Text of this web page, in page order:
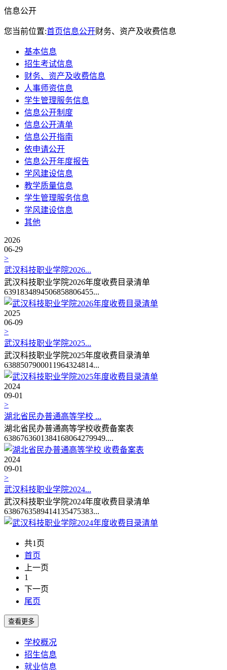
信息公开
您当前位置:首页信息公开财务、资产及收费信息
基本信息
招生考试信息
财务、资产及收费信息
人事师资信息
学生管理服务信息
信息公开制度
信息公开清单
信息公开指南
依申请公开
信息公开年度报告
学风建设信息
教学质量信息
学生管理服务信息
学风建设信息
其他
2026
06-29
>
武汉科技职业学院2026...
武汉科技职业学院2026年度收费目录清单
6391834894506858806455...
2025
06-09
>
武汉科技职业学院2025...
武汉科技职业学院2025年度收费目录清单
6388507900011964324814...
2024
09-01
>
湖北省民办普通高等学校 ...
湖北省民办普通高等学校收费备案表
6386763601384168064279949....
2024
09-01
>
武汉科技职业学院2024...
武汉科技职业学院2024年度收费目录清单
6386763589414135475383...
共1页
首页
上一页
1
下一页
尾页
学校概况
招生信息
就业信息